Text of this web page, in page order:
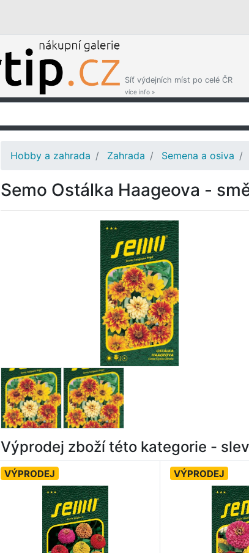
Síť výdejních míst po celé ČR
více info »
Hobby a zahrada Zahrada Semena a osiva
Semo Ostálka Haageova -
Výprodej zboží této kategorie -
VÝPRODEJ VÝPRODEJ